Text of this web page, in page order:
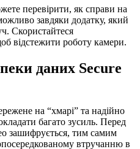
перевірити, як справи на
завдяки додатку, який
Скористайтеся
відстежити роботу камери.
даних Secure
на “хмарі” та надійно
багато зусиль. Перед
зашифрується, тим самим
втручанню в